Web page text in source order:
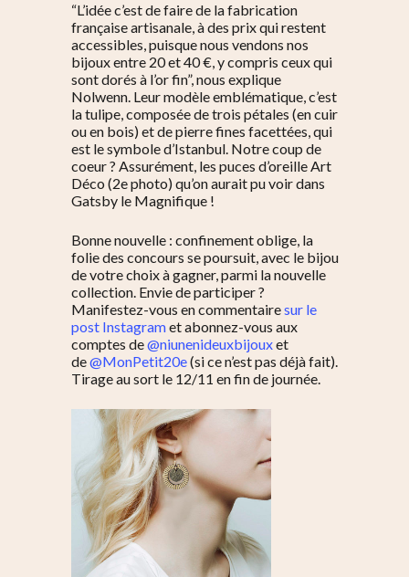
“L’idée c’est de faire de la fabrication
française artisanale, à des prix qui restent
accessibles, puisque nous vendons nos
bijoux entre 20 et 40 €, y compris ceux qui
sont dorés à l’or fin”, nous explique
Nolwenn. Leur modèle emblématique, c’est
la tulipe, composée de trois pétales (en cuir
ou en bois) et de pierre fines facettées, qui
est le symbole d’Istanbul. Notre coup de
coeur ? Assurément, les puces d’oreille Art
Déco (2e photo) qu’on aurait pu voir dans
Gatsby le Magnifique !
Bonne nouvelle : confinement oblige, la
folie des concours se poursuit, avec le bijou
de votre choix à gagner, parmi la nouvelle
collection. Envie de participer ?
Manifestez-vous en commentairesur le
post Instagramet abonnez-vous aux
comptes de@niunenideuxbijouxet
de@MonPetit20e(si ce n’est pas déjà fait).
Tirage au sort le 12/11 en fin de journée.